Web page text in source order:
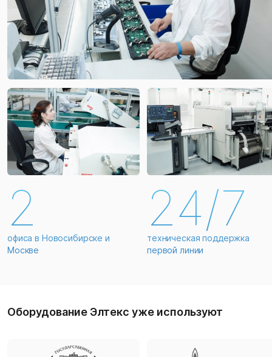
2
офиса в Новосибирске и
Москве
24/7
техническая поддержка
первой линии
Оборудование Элтекс уже используют